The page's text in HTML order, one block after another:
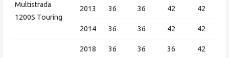
Multistrada
1200S Touring
2013 36 36 42 42
2014 36 36 42 42
2018 36 36 36 42